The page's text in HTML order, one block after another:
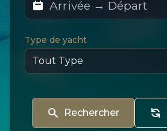
Type de yacht
Rechercher